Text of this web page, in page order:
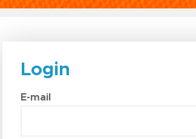
Login
E-mail